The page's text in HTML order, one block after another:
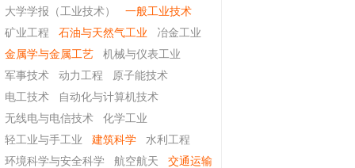
大学学报（工业技术）
一般工业技术
矿业工程
石油与天然气工业
冶金工业
金属学与金属工艺
机械与仪表工业
军事技术
动力工程
原子能技术
电工技术
自动化与计算机技术
无线电与电信技术
化学工业
轻工业与手工业
建筑科学
水利工程
环境科学与安全科学
航空航天 交通运输